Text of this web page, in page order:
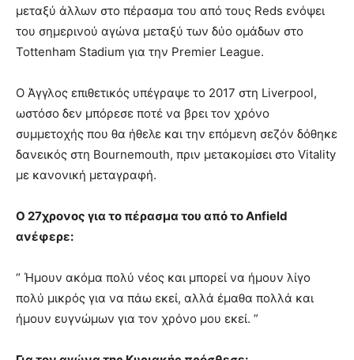
μεταξύ άλλων στο πέρασμα του από τους Reds ενόψει
του σημερινού αγώνα μεταξύ των δύο ομάδων στο
Tottenham Stadium για την Premier League.
Ο Άγγλος επιθετικός υπέγραψε το 2017 στη Liverpool,
ωστόσο δεν μπόρεσε ποτέ να βρει τον χρόνο
συμμετοχής που θα ήθελε και την επόμενη σεζόν δόθηκε
δανεικός στη Bournemouth, πριν μετακομίσει στο Vitality
με κανονική μεταγραφή.
Ο 27χρονος για το πέρασμα του από το Anfield
ανέφερε:
“ Ήμουν ακόμα πολύ νέος και μπορεί να ήμουν λίγο
πολύ μικρός για να πάω εκεί, αλλά έμαθα πολλά και
ήμουν ευγνώμων για τον χρόνο μου εκεί. ”